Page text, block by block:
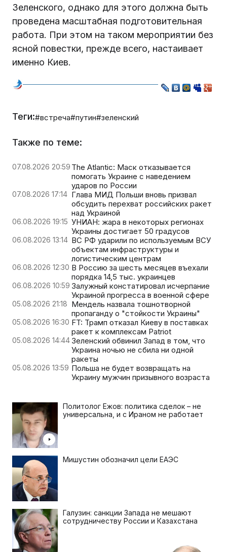
Зеленского, однако для этого должна быть
проведена масштабная подготовительная
работа. При этом на таком мероприятии без
ясной повестки, прежде всего, настаивает
именно Киев.
Теги:#встреча#путин#зеленский
Также по теме:
07.08.2026 20:59 The Atlantic: Маск отказывается
помогать Украине с наведением
ударов по России
07.08.2026 17:14 Глава МИД Польши вновь призвал
обсудить перехват российских ракет
над Украиной
06.08.2026 19:15 УНИАН: жара в некоторых регионах
Украины достигает 50 градусов
06.08.2026 13:14 ВС РФ ударили по используемым ВСУ
объектам инфраструктуры и
логистическим центрам
06.08.2026 12:30 В Россию за шесть месяцев въехали
порядка 14,5 тыс. украинцев
06.08.2026 10:59 Залужный констатировал исчерпание
Украиной прогресса в военной сфере
05.08.2026 21:18 Мендель назвала тошнотворной
пропаганду о "стойкости Украины"
05.08.2026 16:30 FT: Трамп отказал Киеву в поставках
ракет к комплексам Patriot
05.08.2026 14:44 Зеленский обвинил Запад в том, что
Украина ночью не сбила ни одной
ракеты
05.08.2026 13:59 Польша не будет возвращать на
Украину мужчин призывного возраста
Политолог Ежов: политика сделок – не
универсальна, и с Ираном не работает
Мишустин обозначил цели ЕАЭС
Галузин: санкции Запада не мешают
сотрудничеству России и Казахстана